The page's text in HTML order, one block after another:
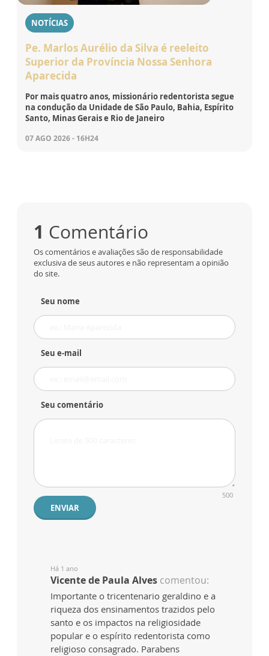
NOTÍCIAS
Pe. Marlos Aurélio da Silva é reeleito
Superior da Província Nossa Senhora
Aparecida
Por mais quatro anos, missionário redentorista segue
na condução da Unidade de São Paulo, Bahia, Espírito
Santo, Minas Gerais e Rio de Janeiro
07 AGO 2026 - 16H24
1 Comentário
Os comentários e avaliações são de responsabilidade
exclusiva de seus autores e não representam a opinião
do site.
Seu nome
Seu e-mail
Seu comentário
500
ENVIAR
Há 1 ano
Vicente de Paula Alves comentou:
Importante o tricentenario geraldino e a
riqueza dos ensinamentos trazidos pelo
santo e os impactos na religiosidade
popular e o espírito redentorista como
religioso consagrado. Parabens